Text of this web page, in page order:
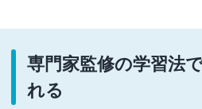
専門家監修の学習法
れる